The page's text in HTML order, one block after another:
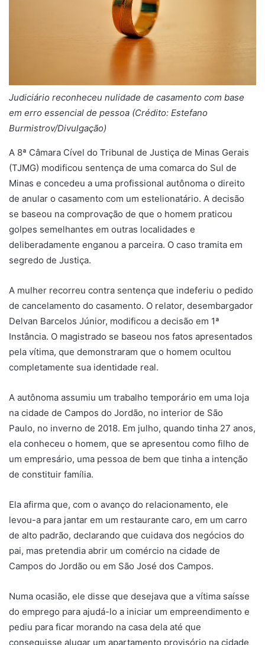
Judiciário reconheceu nulidade de casamento com base
em erro essencial de pessoa (Crédito: Estefano
Burmistrov/Divulgação)
A 8ª Câmara Cível do Tribunal de Justiça de Minas Gerais
(TJMG) modificou sentença de uma comarca do Sul de
Minas e concedeu a uma profissional autônoma o direito
de anular o casamento com um estelionatário. A decisão
se baseou na comprovação de que o homem praticou
golpes semelhantes em outras localidades e
deliberadamente enganou a parceira. O caso tramita em
segredo de Justiça.
A mulher recorreu contra sentença que indeferiu o pedido
de cancelamento do casamento. O relator, desembargador
Delvan Barcelos Júnior, modificou a decisão em 1ª
Instância. O magistrado se baseou nos fatos apresentados
pela vítima, que demonstraram que o homem ocultou
completamente sua identidade real.
A autônoma assumiu um trabalho temporário em uma loja
na cidade de Campos do Jordão, no interior de São
Paulo, no inverno de 2018. Em julho, quando tinha 27 anos,
ela conheceu o homem, que se apresentou como filho de
um empresário, uma pessoa de bem que tinha a intenção
de constituir família.
Ela afirma que, com o avanço do relacionamento, ele
levou-a para jantar em um restaurante caro, em um carro
de alto padrão, declarando que cuidava dos negócios do
pai, mas pretendia abrir um comércio na cidade de
Campos do Jordão ou em São José dos Campos.
Numa ocasião, ele disse que desejava que a vítima saísse
do emprego para ajudá-lo a iniciar um empreendimento e
pediu para ficar morando na casa dela até que
conseguisse alugar um apartamento provisório na cidade